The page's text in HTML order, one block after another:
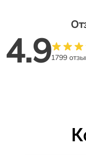
4.91799